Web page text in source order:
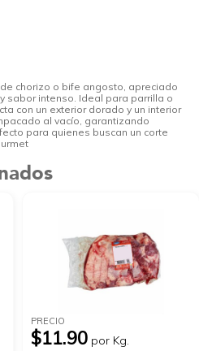
chorizo o bife angosto, apreciado
sabor intenso. Ideal para parrilla o
con un exterior dorado y un interior
al vacío, garantizando
para quienes buscan un corte
PRECIO
$11.90 por Kg.